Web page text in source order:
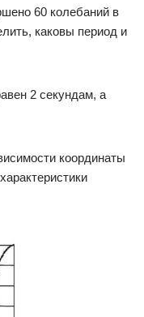
60 колебаний в
каковы период и
2 секундам, а
координаты